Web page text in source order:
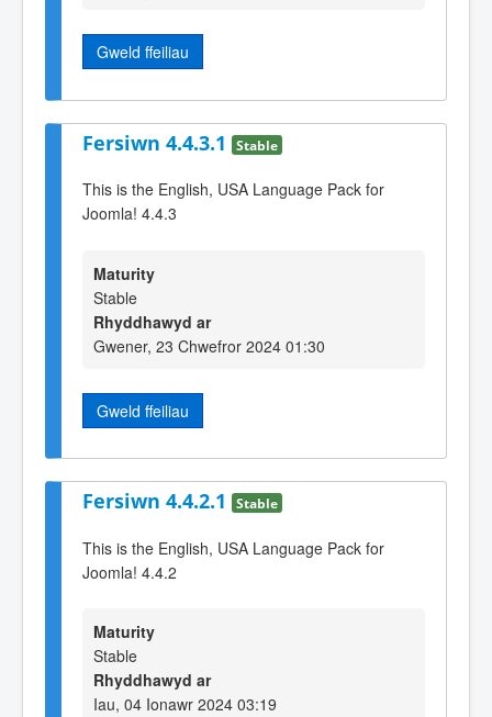
Gweld ffeiliau
Fersiwn 4.4.3.1 Stable
This is the English, USA Language Pack for
Joomla! 4.4.3
Maturity
Stable
Rhyddhawyd ar
Gwener, 23 Chwefror 2024 01:30
Gweld ffeiliau
Fersiwn 4.4.2.1 Stable
This is the English, USA Language Pack for
Joomla! 4.4.2
Maturity
Stable
Rhyddhawyd ar
Iau, 04 Ionawr 2024 03:19